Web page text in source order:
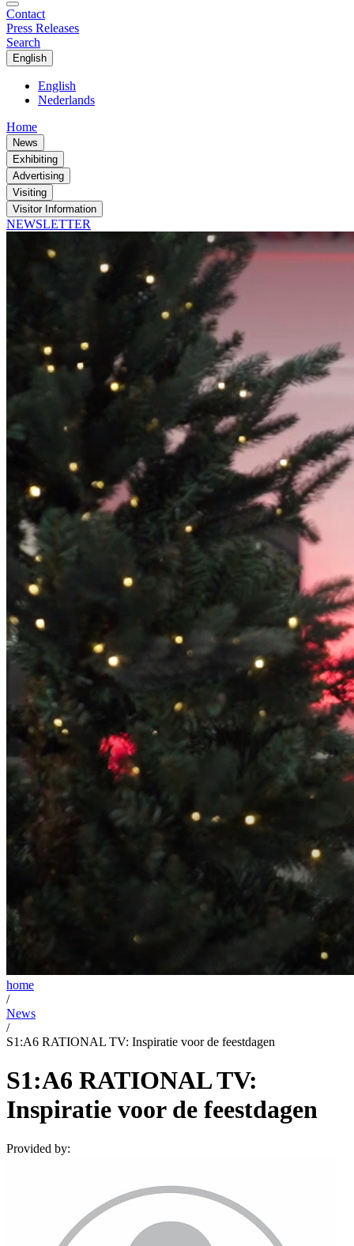
Contact
Press Releases
Search
English
English
Nederlands
Home
News
Exhibiting
Advertising
Visiting
Visitor Information
NEWSLETTER
home
/
News
/
S1:A6 RATIONAL TV: Inspiratie voor de feestdagen
S1:A6 RATIONAL TV:
Inspiratie voor de feestdagen
Provided by: